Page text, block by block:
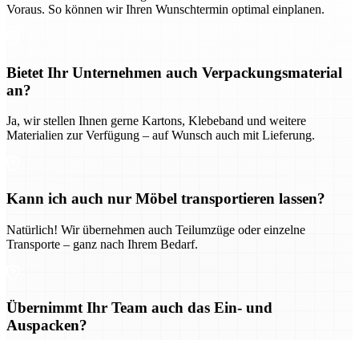
Voraus. So können wir Ihren Wunschtermin optimal einplanen.
Bietet Ihr Unternehmen auch Verpackungsmaterial
an?
Ja, wir stellen Ihnen gerne Kartons, Klebeband und weitere
Materialien zur Verfügung – auf Wunsch auch mit Lieferung.
Kann ich auch nur Möbel transportieren lassen?
Natürlich! Wir übernehmen auch Teilumzüge oder einzelne
Transporte – ganz nach Ihrem Bedarf.
Übernimmt Ihr Team auch das Ein- und
Auspacken?